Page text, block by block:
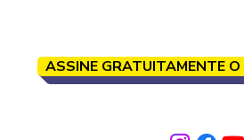
ASSINE GRATUITAMENTE